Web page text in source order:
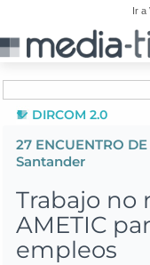
Ir a
DIRCOM 2.0
27 ENCUENTRO
Santander
Trabajo no
AMETIC
empleos